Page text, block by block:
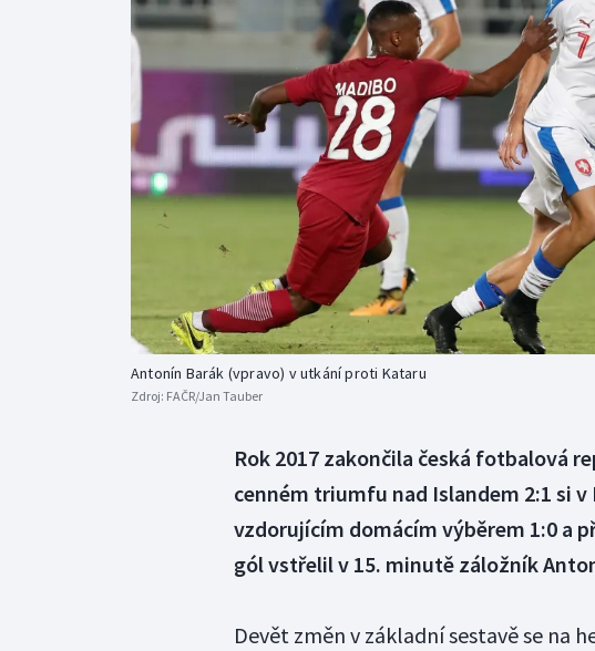
Curling
Dostihy
Florbal
Futsal
Golf
Gymnastika
Antonín Barák (vpravo) v utkání proti Kataru
Zdroj: FAČR/Jan Tauber
Rok 2017 zakončila česká fotbalová
cenném triumfu nad Islandem 2:1 si
vzdorujícím domácím výběrem 1:0 a
gól vstřelil v 15. minutě záložník
Devět změn v základní sestavě se na